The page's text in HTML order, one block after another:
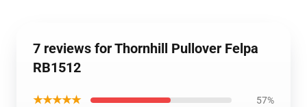
7 reviews for Thornhill Pullover Felpa
RB1512
★★★★★ 57%